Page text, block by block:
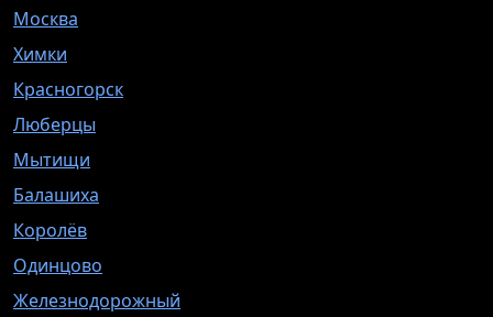
Москва
Химки
Красногорск
Люберцы
Мытищи
Балашиха
Королёв
Одинцово
Железнодорожный